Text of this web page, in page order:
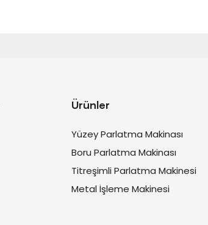
Ürünler
Yüzey Parlatma Makinası
Boru Parlatma Makinası
Titreşimli Parlatma Makinesi
Metal İşleme Makinesi